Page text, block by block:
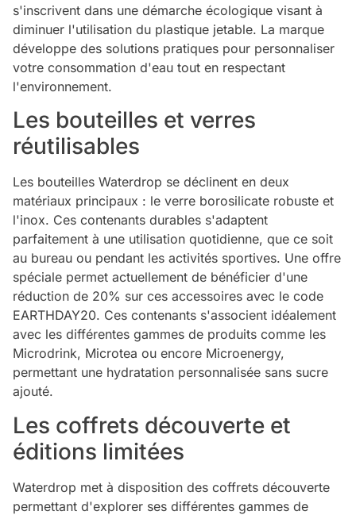
s'inscrivent dans une démarche écologique visant à
diminuer l'utilisation du plastique jetable. La marque
développe des solutions pratiques pour personnaliser
votre consommation d'eau tout en respectant
l'environnement.
Les bouteilles et verres
réutilisables
Les bouteilles Waterdrop se déclinent en deux
matériaux principaux : le verre borosilicate robuste et
l'inox. Ces contenants durables s'adaptent
parfaitement à une utilisation quotidienne, que ce soit
au bureau ou pendant les activités sportives. Une offre
spéciale permet actuellement de bénéficier d'une
réduction de 20% sur ces accessoires avec le code
EARTHDAY20. Ces contenants s'associent idéalement
avec les différentes gammes de produits comme les
Microdrink, Microtea ou encore Microenergy,
permettant une hydratation personnalisée sans sucre
ajouté.
Les coffrets découverte et
éditions limitées
Waterdrop met à disposition des coffrets découverte
permettant d'explorer ses différentes gammes de